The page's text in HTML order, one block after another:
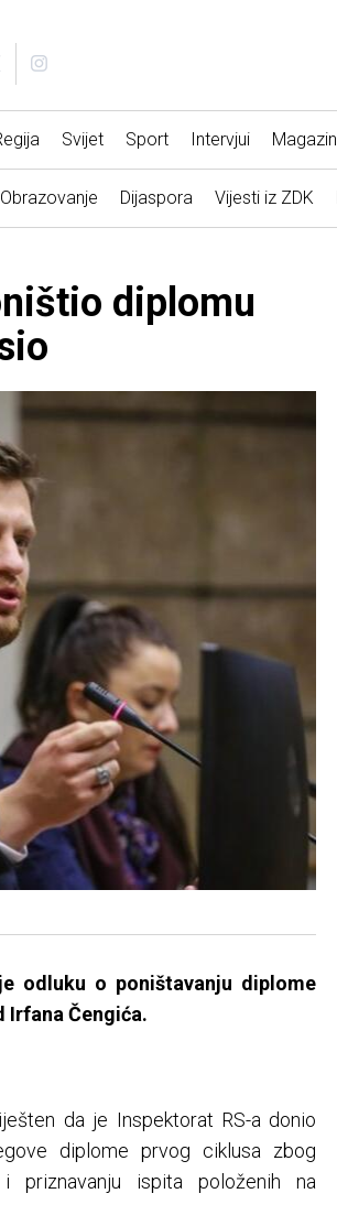
Svijet Sport Intervjui Magazin
Obrazovanje Dijaspora Vijesti iz ZDK
diplomu
odluku o poništavanju diplome
Irfana Čengića.
da je Inspektorat RS-a donio
diplome prvog ciklusa zbog
priznavanju ispita položenih na